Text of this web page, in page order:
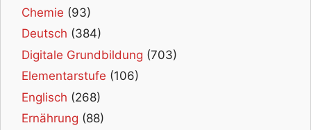
Chemie (93)
Deutsch (384)
Digitale Grundbildung (703)
Elementarstufe (106)
Englisch (268)
Ernährung (88)